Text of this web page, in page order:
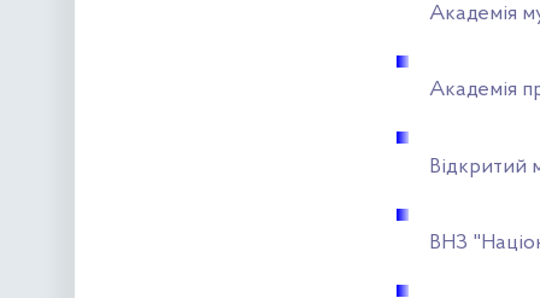
Академія
Академія
Відкритий
ВНЗ